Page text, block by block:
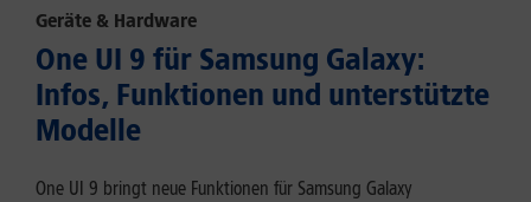
Geräte & Hardware
One UI 9 für Samsung Galaxy:
Infos, Funktionen und unterstützte
Modelle
One UI 9 bringt neue Funktionen für Samsung Galaxy